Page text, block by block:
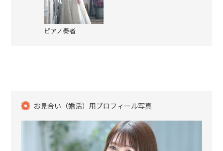
ピアノ奏者
お見合い（婚活）用プロフィール写真